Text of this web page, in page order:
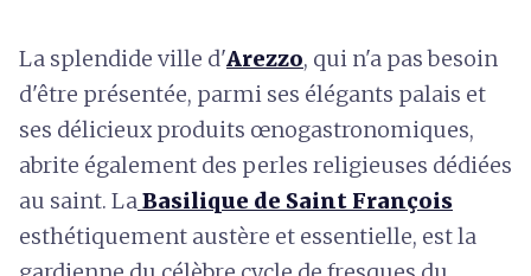
La splendide ville d'Arezzo, qui n'a pas besoin
d'être présentée, parmi ses élégants palais et
ses délicieux produits œnogastronomiques,
abrite également des perles religieuses dédiées
au saint. LaBasilique de Saint François
esthétiquement austère et essentielle, est la